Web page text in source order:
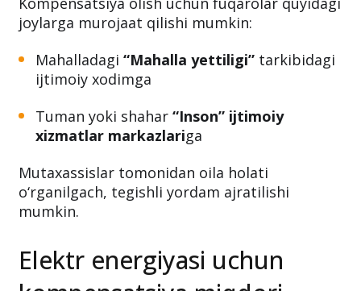
Ariza topshirish tartibi
Kompensatsiya olish uchun fuqarolar quyidagi
joylarga murojaat qilishi mumkin:
Mahalladagi“Mahalla yettiligi”tarkibidagi
ijtimoiy xodimga
Tuman yoki shahar“Inson” ijtimoiy
xizmatlar markazlariga
o‘rganilgach, tegishli yordam ajratilishi
mumkin.